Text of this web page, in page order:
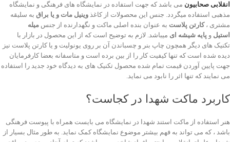
انقلابی صحابیون می باشد که جهت استفاده در نمایشگاه های فرهنگی و نمایشگاه
مذهبی استفاده میگردد. جنس این محصولات از کاغذ وینیل مات و یا براق به سلیقه
مشتری ،کارتن پلاست به عنوان بنده اصلی ماکت و نگهدارنده از جنس میله
استیل و پایه شیشه ای میباشد. لازم به توضیح است که از این محصول در بازار با
تکنیک های دیگر همچون چاپ بنر و چسباندن آن بر روی یونولیت و یا کارتن پلاست نیز
دیده شده است که تنها کیفیت کار را از بین برده است و متاسفانه بعضا کارفرمایان
جهت پایین آوردن قیمت تمام شده محصول تکنیک های به دیدگاه خود جدید را استفاده
می نمایند که تنها اثر را نابود می نماید.
کاربرد ماکت شهدا در کجاست؟
هنر استفاده از ماکت استند شهدا در نمایشگاه می بایست همراه با پیوست فرهنگی
باشد ، که می تواند به فهم بیشتر موضوع نمایشگاه کمک نماید. به طور مثال بسیار از